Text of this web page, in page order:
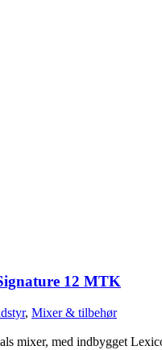
12 MTK
, Mixer & tilbehør
mixer, med indbygget